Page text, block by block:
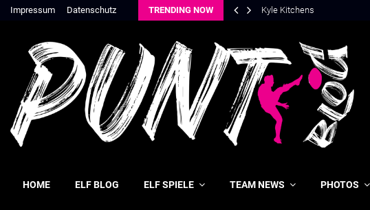
Impressum Datenschutz TRENDING NOW Kyle Kitchens
HOME ELF BLOG ELF SPIELE TEAM NEWS PHOTOS